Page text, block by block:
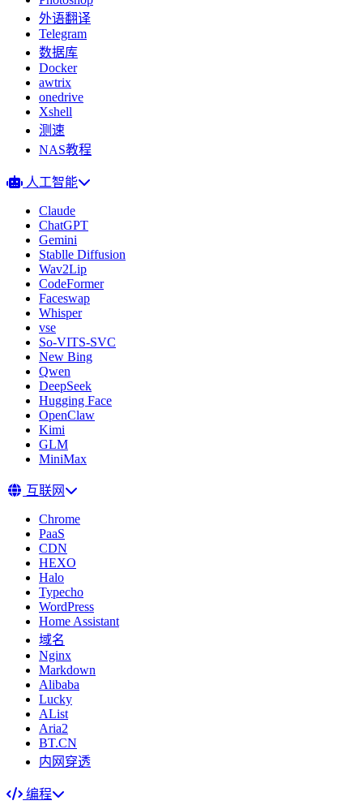
外语翻译
Telegram
数据库
Docker
awtrix
onedrive
Xshell
测速
NAS教程
人工智能
Claude
ChatGPT
Gemini
Stablle Diffusion
Wav2Lip
CodeFormer
Faceswap
Whisper
vse
So-VITS-SVC
New Bing
Qwen
DeepSeek
Hugging Face
OpenClaw
Kimi
GLM
MiniMax
互联网
Chrome
PaaS
CDN
HEXO
Halo
Typecho
WordPress
Home Assistant
域名
Nginx
Markdown
Alibaba
Lucky
AList
Aria2
BT.CN
内网穿透
编程